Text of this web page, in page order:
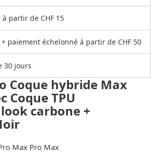
partir de CHF 15
paiement échelonné à partir de CHF 50
30 jours
Coque hybride Max
Coque TPU
carbone +
Max Pro Max